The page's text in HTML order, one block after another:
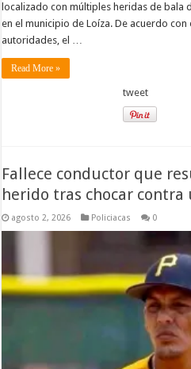
localizado con múltiples heridas de bala
en el municipio de Loíza. De acuerdo
autoridades, el …
Read More »
tweet
Fallece conductor que
herido tras chocar contra
agosto 2, 2026 Policiacas 0